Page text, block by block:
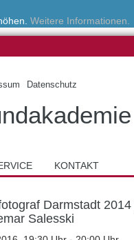
Weitere Informationen.
Datenschutz
KONTAKT
Darmstadt
Salesski